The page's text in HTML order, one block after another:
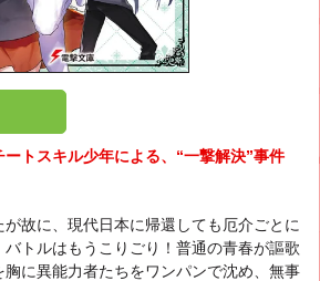
トスキル少年による、“一撃解決”事件
故に、現代日本に帰還しても厄介ごとに
トルはもうこりごり！普通の青春が謳歌
に異能力者たちをワンパンで沈め、無事